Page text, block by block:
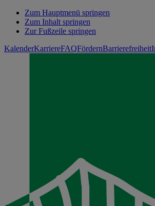
Zum Hauptmenü springen
Zum Inhalt springen
Zur Fußzeile springen
KalenderKarriereFAQFördernBarrierefreiheit